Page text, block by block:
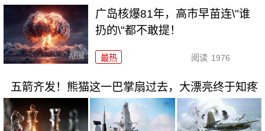
广岛核爆81年，高市早苗连\"谁
扔的\"都不敢提！
最热 阅读 1976
五箭齐发！熊猫这一巴掌扇过去，大漂亮终于知疼